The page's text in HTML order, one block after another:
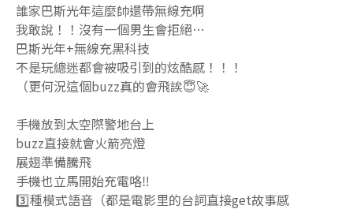
誰家巴斯光年這麼帥還帶無線充啊
我敢說！！沒有一個男生會拒絕…
巴斯光年+無線充黑科技
不是玩總迷都會被吸引到的炫酷感！！！
（更何況這個buzz真的會飛誒😇🚀
手機放到太空際警地台上
buzz直接就會火箭亮燈
展翅準備騰飛
手機也立馬開始充電咯‼️
3️⃣種模式語音（都是電影里的台詞直接get故事感